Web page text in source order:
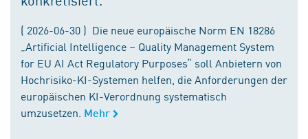
( 2026-06-30 ) Die neue europäische Norm EN 18286
„Artificial Intelligence – Quality Management System
for EU AI Act Regulatory Purposes“ soll Anbietern von
Hochrisiko-KI-Systemen helfen, die Anforderungen der
europäischen KI-Verordnung systematisch
umzusetzen. Mehr